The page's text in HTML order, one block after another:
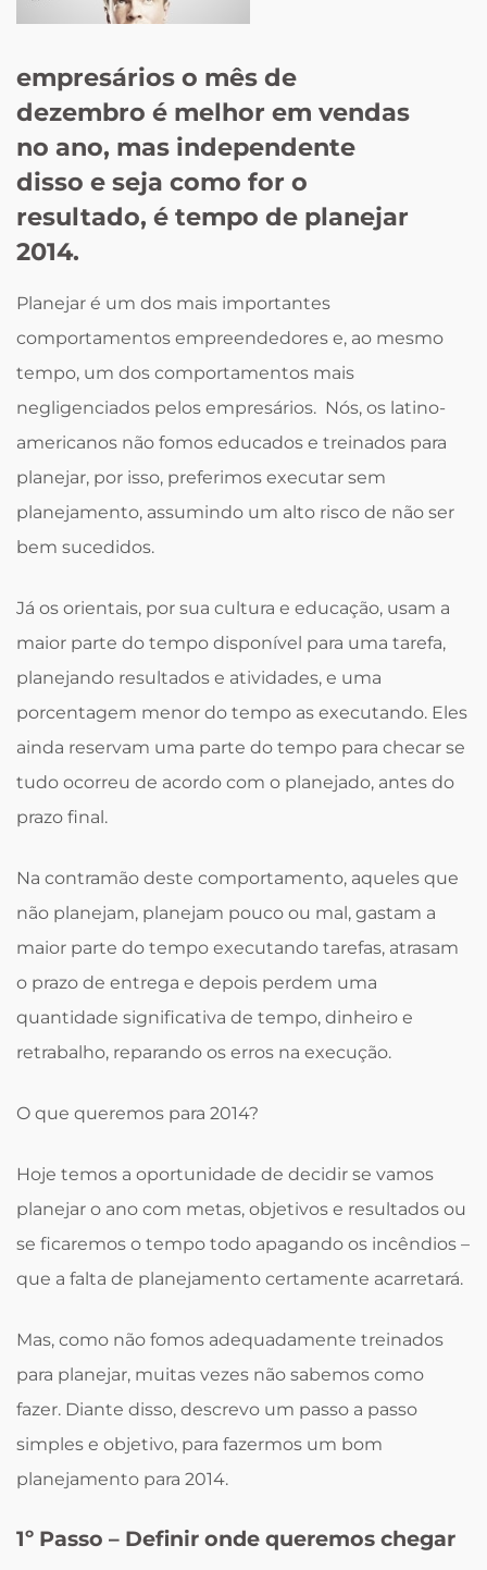
empresários o mês de
dezembro é melhor em vendas
no ano, mas independente
disso e seja como for o
resultado, é tempo de planejar
2014.
Planejar é um dos mais importantes
comportamentos empreendedores e, ao mesmo
tempo, um dos comportamentos mais
negligenciados pelos empresários. Nós, os latino-
americanos não fomos educados e treinados para
planejar, por isso, preferimos executar sem
planejamento, assumindo um alto risco de não ser
bem sucedidos.
Já os orientais, por sua cultura e educação, usam a
maior parte do tempo disponível para uma tarefa,
planejando resultados e atividades, e uma
porcentagem menor do tempo as executando. Eles
ainda reservam uma parte do tempo para checar se
tudo ocorreu de acordo com o planejado, antes do
prazo final.
Na contramão deste comportamento, aqueles que
não planejam, planejam pouco ou mal, gastam a
maior parte do tempo executando tarefas, atrasam
o prazo de entrega e depois perdem uma
quantidade significativa de tempo, dinheiro e
retrabalho, reparando os erros na execução.
O que queremos para 2014?
Hoje temos a oportunidade de decidir se vamos
planejar o ano com metas, objetivos e resultados ou
se ficaremos o tempo todo apagando os incêndios –
que a falta de planejamento certamente acarretará.
Mas, como não fomos adequadamente treinados
para planejar, muitas vezes não sabemos como
fazer. Diante disso, descrevo um passo a passo
simples e objetivo, para fazermos um bom
planejamento para 2014.
1º Passo – Definir onde queremos chegar